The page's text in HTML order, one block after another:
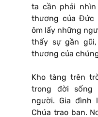
ta cần phải
thương của Đức
ôm lấy những
thấy sự gần
thương của
Kho tàng trên
trong đời sống
người. Gia đình
Chúa trao ban.